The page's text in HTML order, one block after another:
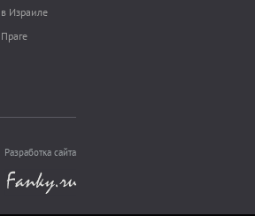
в Израиле
Разработка сайта